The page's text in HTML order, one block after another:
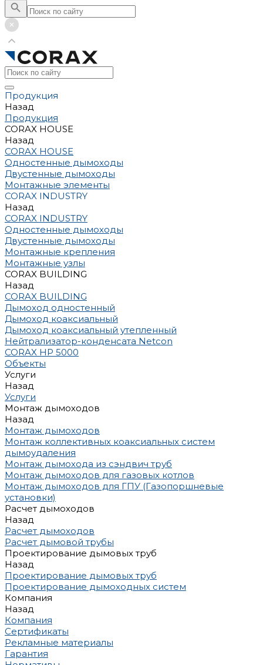
Продукция
Назад
Продукция
CORAX HOUSE
Назад
CORAX HOUSE
Одностенные дымоходы
Двустенные дымоходы
Монтажные элементы
CORAX INDUSTRY
Назад
CORAX INDUSTRY
Одностенные дымоходы
Двустенные дымоходы
Монтажные крепления
Монтажные узлы
CORAX BUILDING
Назад
CORAX BUILDING
Дымоход одностенный
Дымоход коаксиальный
Дымоход коаксиальный утепленный
Нейтрализатор-конденсата Netcon
CORAX HP 5000
Объекты
Услуги
Назад
Услуги
Монтаж дымоходов
Назад
Монтаж дымоходов
Монтаж коллективных коаксиальных систем
дымоудаления
Монтаж дымохода из сэндвич труб
Монтаж дымоходов для газовых котлов
Монтаж дымоходов для ГПУ (Газопоршневые
установки)
Расчет дымоходов
Назад
Расчет дымоходов
Расчет дымовой трубы
Проектирование дымовых труб
Назад
Проектирование дымовых труб
Проектирование дымоходных систем
Компания
Назад
Компания
Сертификаты
Рекламные материалы
Гарантия